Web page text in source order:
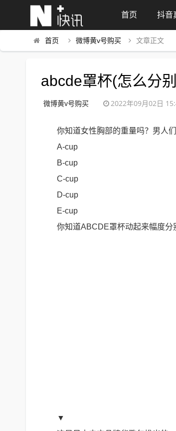
首页 抖音
首页 微博黄v号购买 文章正文
abcde罩杯(怎么分
微博黄v号购买 2022年09月02日
你知道女性胸部的重量吗？男人
A-cup
B-cup
C-cup
D-cup
E-cup
你知道ABCDE罩杯动起来幅度分
▼